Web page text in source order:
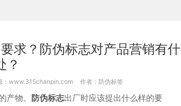
求？防伪标志对产品营销有什
？
：www.315chanpin.com 作者：防伪标签
产物。 防伪标志出厂时应该提出什么样的要